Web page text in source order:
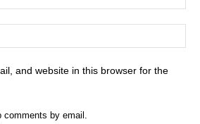
and website in this browser for the
by email.